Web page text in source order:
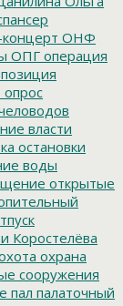
ОНФ
ОПГ операция
опрос
власти
остановки
воды
открытые
Коростелёва
охрана
сооружения
пал палаточный